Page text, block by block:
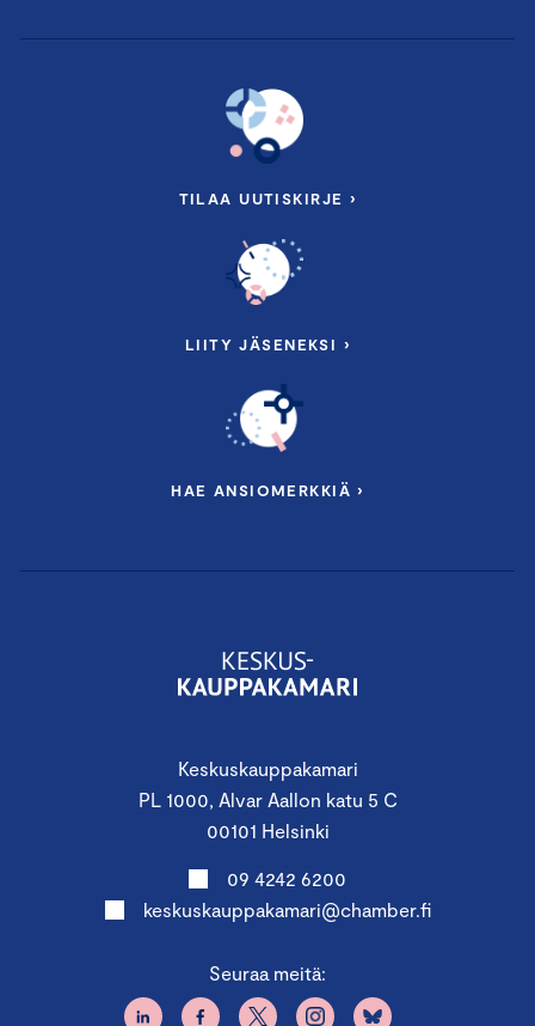
Keskuskauppakamari
PL 1000, Alvar Aallon katu 5 C
00101 Helsinki
09 4242 6200
keskuskauppakamari@chamber.fi
Seuraa meitä:
TILAA UUTISKIRJE ›
LIITY JÄSENEKSI ›
HAE ANSIOMERKKIÄ ›